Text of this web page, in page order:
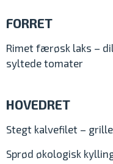
FORRET
Rimet færøsk laks –
syltede tomater
HOVEDRET
Stegt kalvefilet –
Sprød økologisk